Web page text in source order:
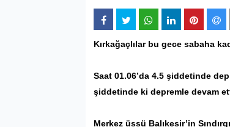
Kırkağaçlılar bu gece sabaha
Saat 01.06’da 4.5 şiddetinde
şiddetinde ki depremle devam
Merkez üssü Balıkesir’in Sındırgı